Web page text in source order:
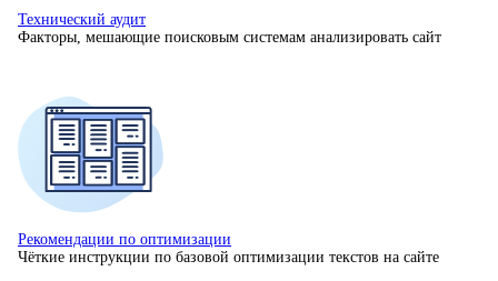
Технический аудит
Факторы, мешающие поисковым системам анализировать сайт
Рекомендации по оптимизации
Чёткие инструкции по базовой оптимизации текстов на сайте